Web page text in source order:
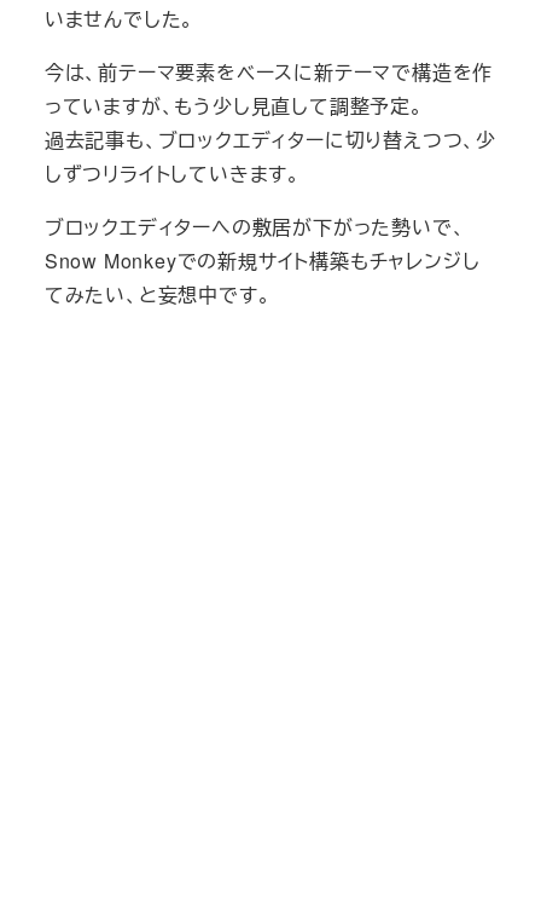
いませんでした。
今は、前テーマ要素をベースに新テーマで構造を作
っていますが、もう少し見直して調整予定。
過去記事も、ブロックエディターに切り替えつつ、少
しずつリライトしていきます。
ブロックエディターへの敷居が下がった勢いで、
Snow Monkeyでの新規サイト構築もチャレンジし
てみたい、と妄想中です。